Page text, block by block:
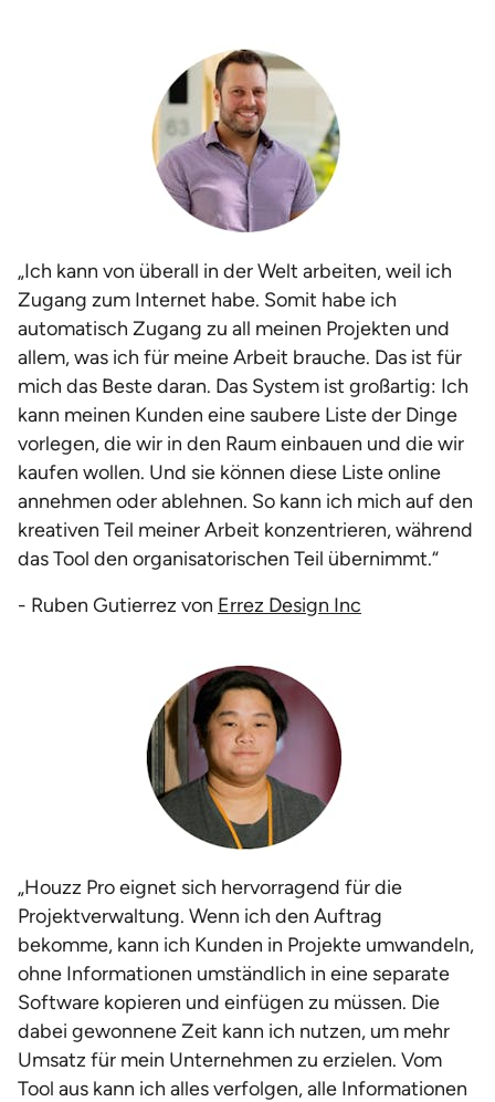
„Ich kann von überall in der Welt arbeiten, weil ich
Zugang zum Internet habe. Somit habe ich
automatisch Zugang zu all meinen Projekten und
allem, was ich für meine Arbeit brauche. Das ist für
mich das Beste daran. Das System ist großartig: Ich
kann meinen Kunden eine saubere Liste der Dinge
vorlegen, die wir in den Raum einbauen und die wir
kaufen wollen. Und sie können diese Liste online
annehmen oder ablehnen. So kann ich mich auf den
kreativen Teil meiner Arbeit konzentrieren, während
das Tool den organisatorischen Teil übernimmt.“
- Ruben Gutierrez von Errez Design Inc
„Houzz Pro eignet sich hervorragend für die
Projektverwaltung. Wenn ich den Auftrag
bekomme, kann ich Kunden in Projekte umwandeln,
ohne Informationen umständlich in eine separate
Software kopieren und einfügen zu müssen. Die
dabei gewonnene Zeit kann ich nutzen, um mehr
Umsatz für mein Unternehmen zu erzielen. Vom
Tool aus kann ich alles verfolgen, alle Informationen